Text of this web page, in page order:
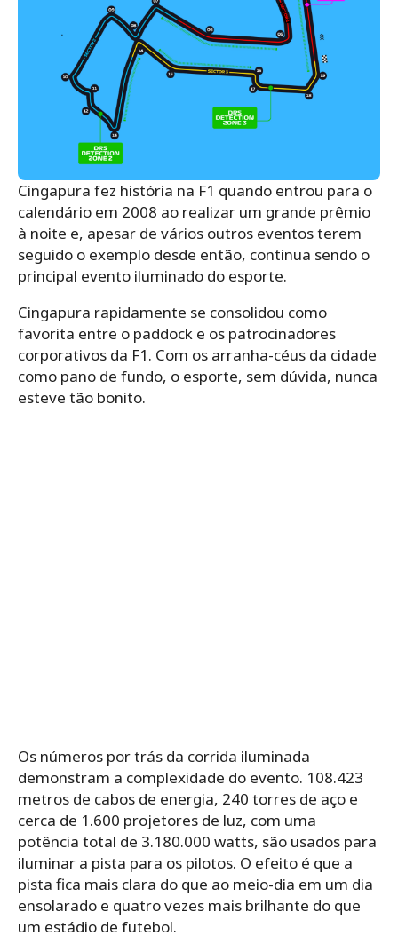
Cingapura fez história na F1 quando entrou para o
calendário em 2008 ao realizar um grande prêmio
à noite e, apesar de vários outros eventos terem
seguido o exemplo desde então, continua sendo o
principal evento iluminado do esporte.
Cingapura rapidamente se consolidou como
favorita entre o paddock e os patrocinadores
corporativos da F1. Com os arranha-céus da cidade
como pano de fundo, o esporte, sem dúvida, nunca
esteve tão bonito.
Os números por trás da corrida iluminada
demonstram a complexidade do evento. 108.423
metros de cabos de energia, 240 torres de aço e
cerca de 1.600 projetores de luz, com uma
potência total de 3.180.000 watts, são usados ​​para
iluminar a pista para os pilotos. O efeito é que a
pista fica mais clara do que ao meio-dia em um dia
ensolarado e quatro vezes mais brilhante do que
um estádio de futebol.